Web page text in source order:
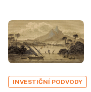
INVESTIČNÍ PODVODY